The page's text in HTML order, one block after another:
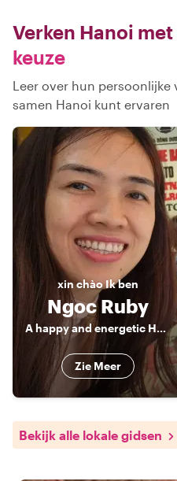
Verken Hanoi met
keuze
Leer over hun persoonlijke
samen Hanoi kunt ervaren
xin chàoIk ben
Ngoc Ruby
A happy and energetic Hanoian
Zie Meer
Bekijk alle lokale gidsen